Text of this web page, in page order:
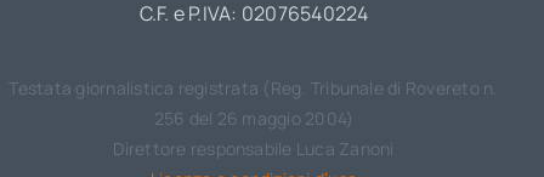
C.F. e P.IVA: 02076540224
Testata giornalistica registrata (Reg. Tribunale di Rovereto n.
256 del 26 maggio 2004)
Direttore responsabile Luca Zanoni